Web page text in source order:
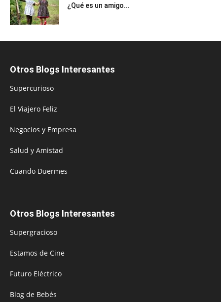
¿Qué es un amigo...
Otros Blogs Interesantes
Supercurioso
El Viajero Feliz
Negocios y Empresa
Salud y Amistad
Cuando Duermes
Otros Blogs Interesantes
Supergracioso
Estamos de Cine
Futuro Eléctrico
Blog de Bebés